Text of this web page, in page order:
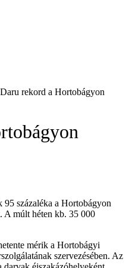
rekord a Hortobágyon
százaléka a Hortobágyon
A múlt héten kb. 35 000
mérik a Hortobágyi
szervezésében. Az